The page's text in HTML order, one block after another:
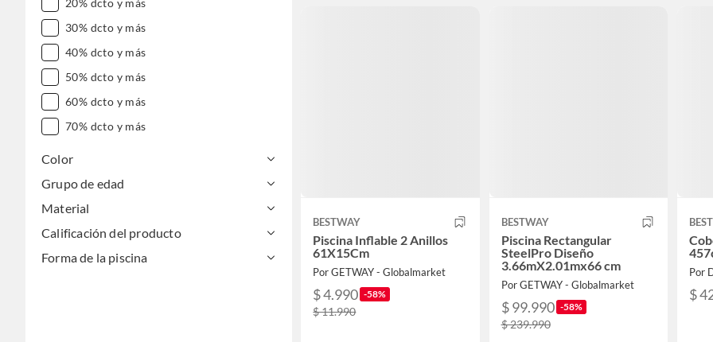
20% dcto y más
30% dcto y más
40% dcto y más
50% dcto y más
60% dcto y más
70% dcto y más
Color
Grupo de edad
Material
Calificación del producto
Forma de la piscina
BESTWAY
Piscina Inflable 2 Anillos
61X15Cm
Por GETWAY - Globalmarket
$ 4.990 -58%
$ 11.990
BESTWAY
Piscina Rectangular
SteelPro Diseño
3.66mX2.01mx66 cm
Por GETWAY - Globalmarket
$ 99.990 -58%
$ 239.990
Por
$